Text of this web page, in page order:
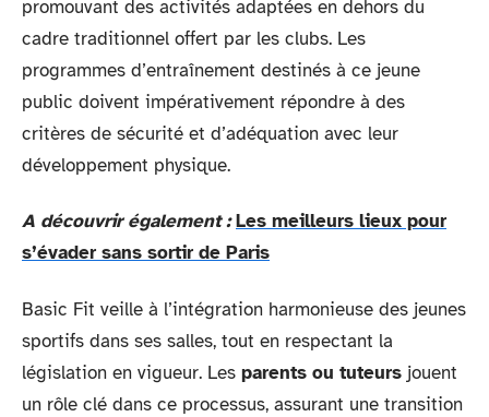
promouvant des activités adaptées en dehors du
cadre traditionnel offert par les clubs. Les
programmes d’entraînement destinés à ce jeune
public doivent impérativement répondre à des
critères de sécurité et d’adéquation avec leur
développement physique.
A découvrir également : Les meilleurs lieux pour
s’évader sans sortir de Paris
Basic Fit veille à l’intégration harmonieuse des jeunes
sportifs dans ses salles, tout en respectant la
législation en vigueur. Les parents ou tuteurs jouent
un rôle clé dans ce processus, assurant une transition